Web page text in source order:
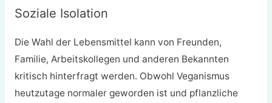
Soziale Isolation
Die Wahl der Lebensmittel kann von Freunden,
Familie, Arbeitskollegen und anderen Bekannten
kritisch hinterfragt werden. Obwohl Veganismus
heutzutage normaler geworden ist und pflanzliche